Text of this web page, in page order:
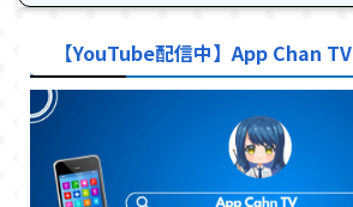
【YouTube配信中】App Chan TV